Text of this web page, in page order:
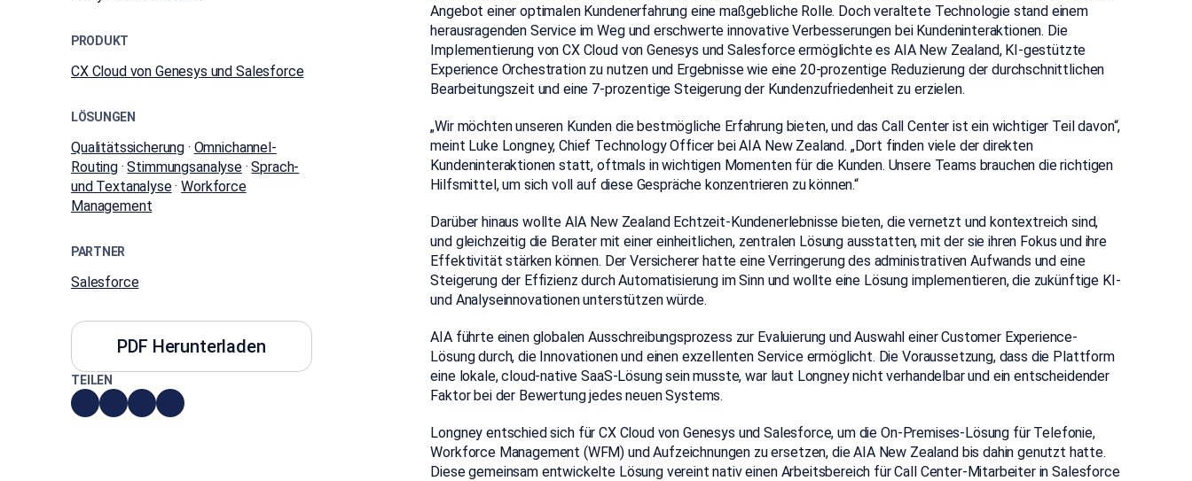
PRODUKT
CX Cloud von Genesys und Salesforce
LÖSUNGEN
Qualitätssicherung · Omnichannel-
Routing·Stimmungsanalyse·Sprach-
und Textanalyse·Workforce
Management
PARTNER
Salesforce
PDF Herunterladen
TEILEN
Angebot einer optimalen Kundenerfahrung eine maßgebliche Rolle. Doch veraltete Technologie stand einem
herausragenden Service im Weg und erschwerte innovative Verbesserungen bei Kundeninteraktionen. Die
Implementierung von CX Cloud von Genesys und Salesforce ermöglichte es AIA New Zealand, KI-gestützte
Experience Orchestration zu nutzen und Ergebnisse wie eine 20-prozentige Reduzierung der durchschnittlichen
Bearbeitungszeit und eine 7-prozentige Steigerung der Kundenzufriedenheit zu erzielen.
„Wir möchten unseren Kunden die bestmögliche Erfahrung bieten, und das Call Center ist ein wichtiger Teil davon“,
meint Luke Longney, Chief Technology Officer bei AIA New Zealand. „Dort finden viele der direkten
Kundeninteraktionen statt, oftmals in wichtigen Momenten für die Kunden. Unsere Teams brauchen die richtigen
Hilfsmittel, um sich voll auf diese Gespräche konzentrieren zu können.“
Darüber hinaus wollte AIA New Zealand Echtzeit-Kundenerlebnisse bieten, die vernetzt und kontextreich sind,
und gleichzeitig die Berater mit einer einheitlichen, zentralen Lösung ausstatten, mit der sie ihren Fokus und ihre
Effektivität stärken können. Der Versicherer hatte eine Verringerung des administrativen Aufwands und eine
Steigerung der Effizienz durch Automatisierung im Sinn und wollte eine Lösung implementieren, die zukünftige KI-
und Analyseinnovationen unterstützen würde.
AIA führte einen globalen Ausschreibungsprozess zur Evaluierung und Auswahl einer Customer Experience-
Lösung durch, die Innovationen und einen exzellenten Service ermöglicht. Die Voraussetzung, dass die Plattform
eine lokale, cloud-native SaaS-Lösung sein musste, war laut Longney nicht verhandelbar und ein entscheidender
Faktor bei der Bewertung jedes neuen Systems.
Longneyentschied sich für CX Cloud von Genesys und Salesforce, um die On-Premises-Lösung für Telefonie,
Workforce Management (WFM) und Aufzeichnungen zu ersetzen, die AIA New Zealand bis dahin genutzt hatte.
Diese gemeinsam entwickelte Lösung vereint nativ einen Arbeitsbereich für Call Center-Mitarbeiter in Salesforce